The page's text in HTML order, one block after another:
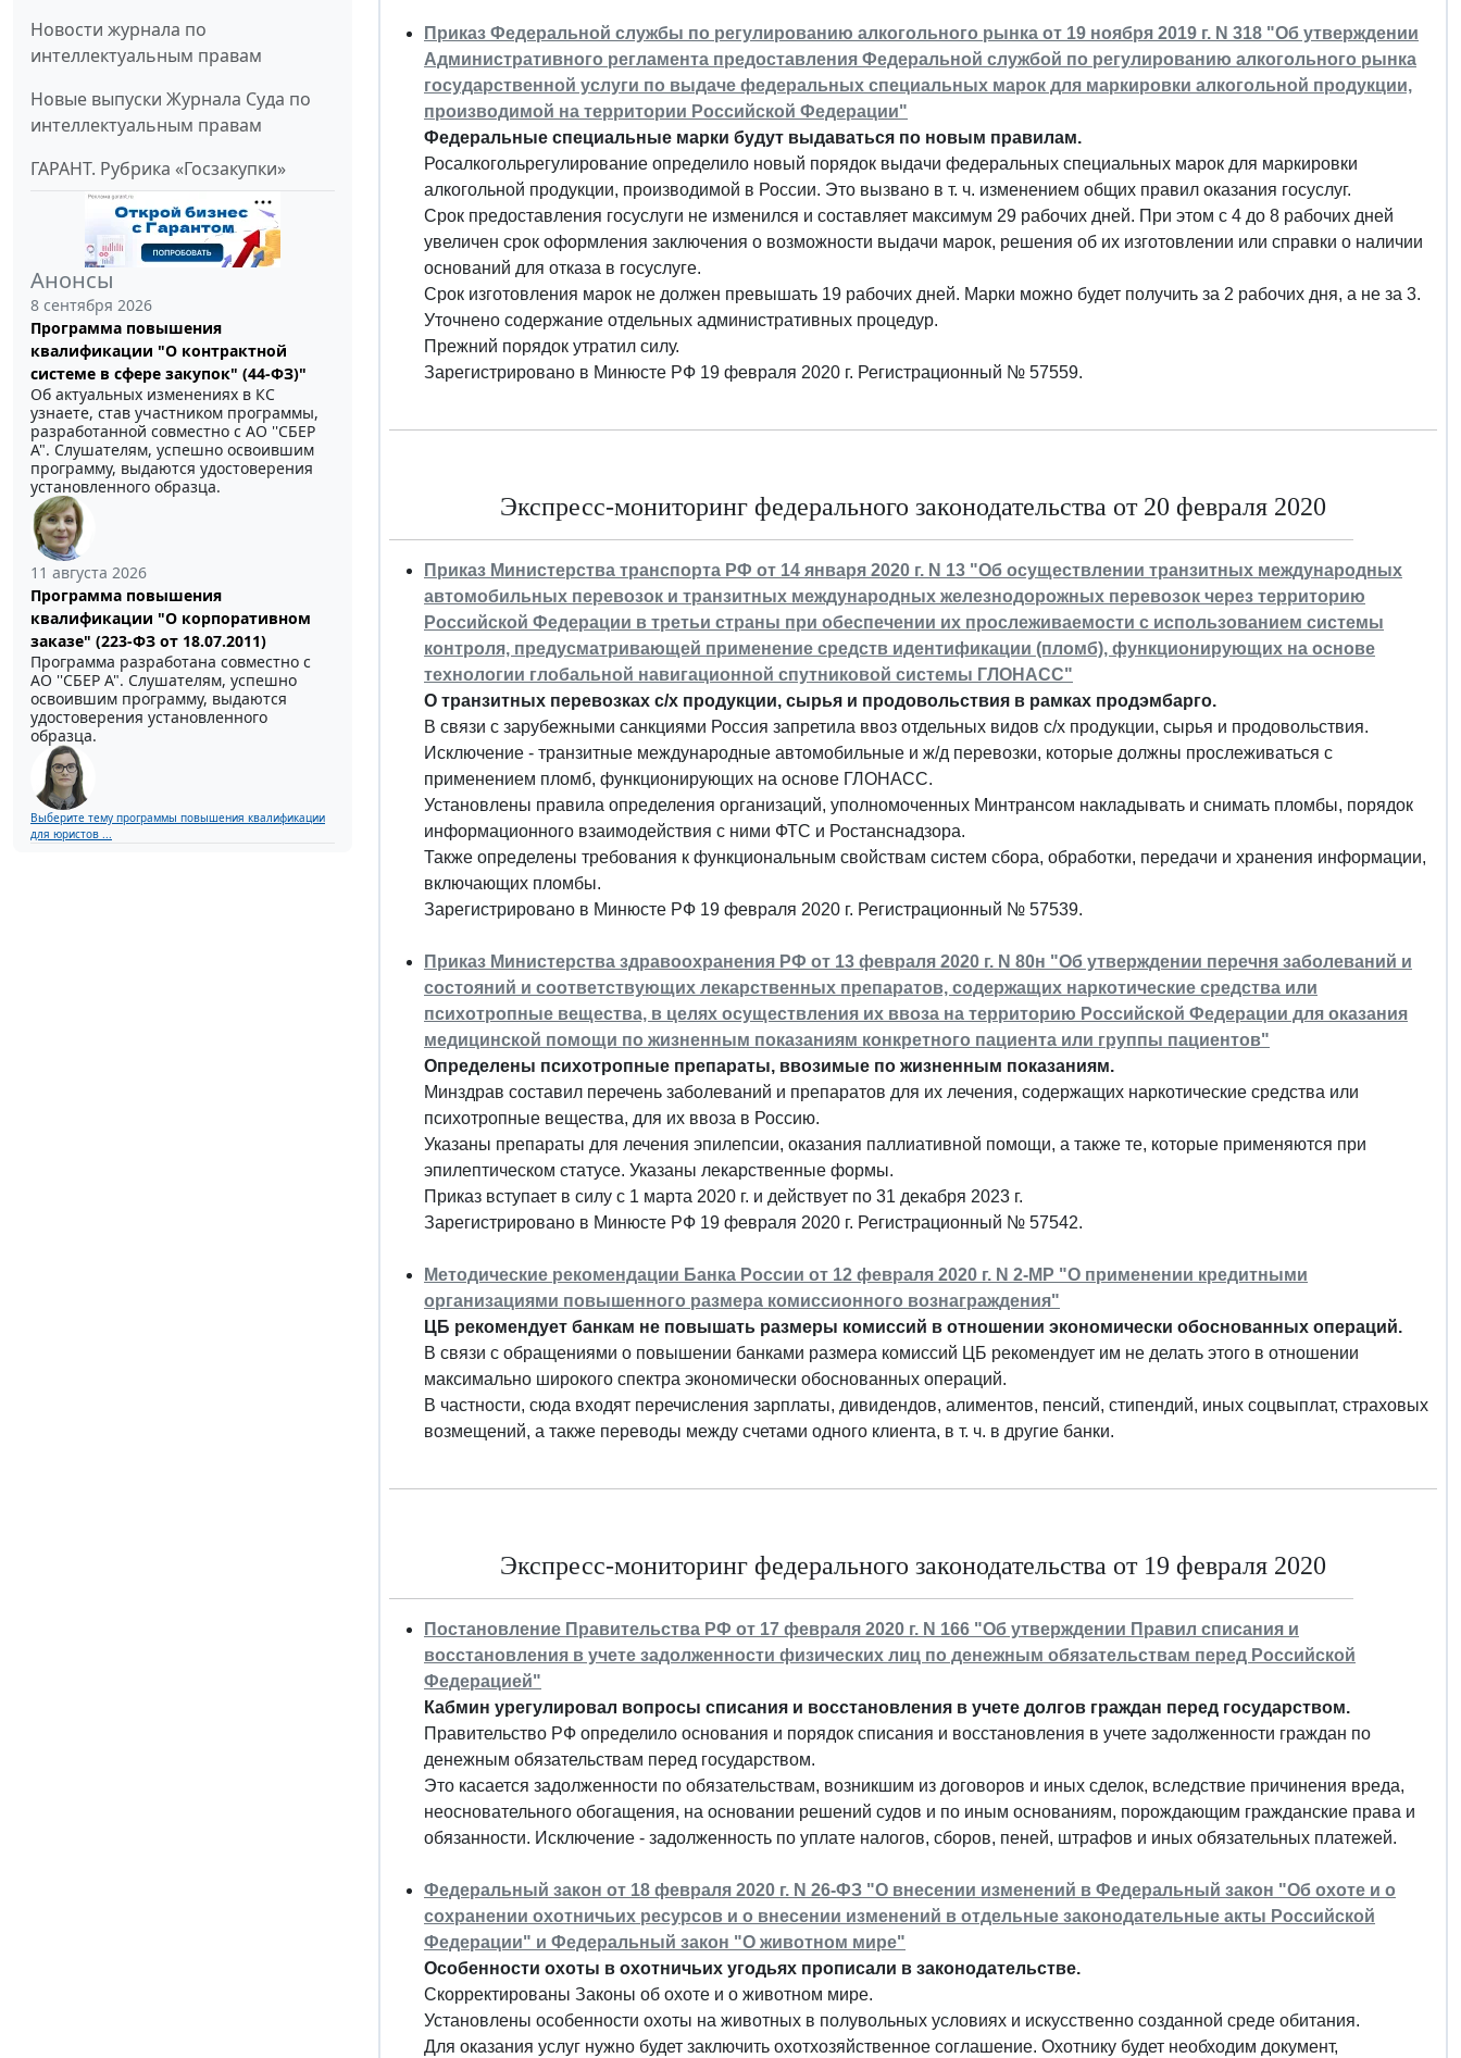
Новости журнала по
интеллектуальным правам
Новые выпуски Журнала Суда по
интеллектуальным правам
ГАРАНТ. Рубрика «Госзакупки»
Анонсы
8 сентября 2026
Программа повышения
квалификации "О контрактной
системе в сфере закупок" (44-ФЗ)"
Об актуальных изменениях в КС
узнаете, став участником программы,
разработанной совместно с АО ''СБЕР
А". Слушателям, успешно освоившим
программу, выдаются удостоверения
установленного образца.
11 августа 2026
Программа повышения
квалификации "О корпоративном
заказе" (223-ФЗ от 18.07.2011)
Программа разработана совместно с
АО ''СБЕР А". Слушателям, успешно
освоившим программу, выдаются
удостоверения установленного
образца.
Выберите тему программы повышения квалификации
для юристов ...
Приказ Федеральной службы по регулированию алкогольного рынка от 19 ноября 2019 г. N 318 "Об утверждении
Административного регламента предоставления Федеральной службой по регулированию алкогольного рынка
государственной услуги по выдаче федеральных специальных марок для маркировки алкогольной продукции,
производимой на территории Российской Федерации"
Федеральные специальные марки будут выдаваться по новым правилам.
Росалкогольрегулирование определило новый порядок выдачи федеральных специальных марок для маркировки
алкогольной продукции, производимой в России. Это вызвано в т. ч. изменением общих правил оказания госуслуг.
Срок предоставления госуслуги не изменился и составляет максимум 29 рабочих дней. При этом с 4 до 8 рабочих дней
увеличен срок оформления заключения о возможности выдачи марок, решения об их изготовлении или справки о наличии
оснований для отказа в госуслуге.
Срок изготовления марок не должен превышать 19 рабочих дней. Марки можно будет получить за 2 рабочих дня, а не за 3.
Уточнено содержание отдельных административных процедур.
Прежний порядок утратил силу.
Зарегистрировано в Минюсте РФ 19 февраля 2020 г. Регистрационный № 57559.
Экспресс-мониторинг федерального законодательства от 20 февраля 2020
Приказ Министерства транспорта РФ от 14 января 2020 г. N 13 "Об осуществлении транзитных международных
автомобильных перевозок и транзитных международных железнодорожных перевозок через территорию
Российской Федерации в третьи страны при обеспечении их прослеживаемости с использованием системы
контроля, предусматривающей применение средств идентификации (пломб), функционирующих на основе
технологии глобальной навигационной спутниковой системы ГЛОНАСС"
О транзитных перевозках с/х продукции, сырья и продовольствия в рамках продэмбарго.
В связи с зарубежными санкциями Россия запретила ввоз отдельных видов с/х продукции, сырья и продовольствия.
Исключение - транзитные международные автомобильные и ж/д перевозки, которые должны прослеживаться с
применением пломб, функционирующих на основе ГЛОНАСС.
Установлены правила определения организаций, уполномоченных Минтрансом накладывать и снимать пломбы, порядок
информационного взаимодействия с ними ФТС и Ростанснадзора.
Также определены требования к функциональным свойствам систем сбора, обработки, передачи и хранения информации,
включающих пломбы.
Зарегистрировано в Минюсте РФ 19 февраля 2020 г. Регистрационный № 57539.
Приказ Министерства здравоохранения РФ от 13 февраля 2020 г. N 80н "Об утверждении перечня заболеваний и
состояний и соответствующих лекарственных препаратов, содержащих наркотические средства или
психотропные вещества, в целях осуществления их ввоза на территорию Российской Федерации для оказания
медицинской помощи по жизненным показаниям конкретного пациента или группы пациентов"
Определены психотропные препараты, ввозимые по жизненным показаниям.
Минздрав составил перечень заболеваний и препаратов для их лечения, содержащих наркотические средства или
психотропные вещества, для их ввоза в Россию.
Указаны препараты для лечения эпилепсии, оказания паллиативной помощи, а также те, которые применяются при
эпилептическом статусе. Указаны лекарственные формы.
Приказ вступает в силу с 1 марта 2020 г. и действует по 31 декабря 2023 г.
Зарегистрировано в Минюсте РФ 19 февраля 2020 г. Регистрационный № 57542.
Методические рекомендации Банка России от 12 февраля 2020 г. N 2-МР "О применении кредитными
организациями повышенного размера комиссионного вознаграждения"
ЦБ рекомендует банкам не повышать размеры комиссий в отношении экономически обоснованных операций.
В связи с обращениями о повышении банками размера комиссий ЦБ рекомендует им не делать этого в отношении
максимально широкого спектра экономически обоснованных операций.
В частности, сюда входят перечисления зарплаты, дивидендов, алиментов, пенсий, стипендий, иных соцвыплат, страховых
возмещений, а также переводы между счетами одного клиента, в т. ч. в другие банки.
Экспресс-мониторинг федерального законодательства от 19 февраля 2020
Постановление Правительства РФ от 17 февраля 2020 г. N 166 "Об утверждении Правил списания и
восстановления в учете задолженности физических лиц по денежным обязательствам перед Российской
Федерацией"
Кабмин урегулировал вопросы списания и восстановления в учете долгов граждан перед государством.
Правительство РФ определило основания и порядок списания и восстановления в учете задолженности граждан по
денежным обязательствам перед государством.
Это касается задолженности по обязательствам, возникшим из договоров и иных сделок, вследствие причинения вреда,
неосновательного обогащения, на основании решений судов и по иным основаниям, порождающим гражданские права и
обязанности. Исключение - задолженность по уплате налогов, сборов, пеней, штрафов и иных обязательных платежей.
Федеральный закон от 18 февраля 2020 г. N 26-ФЗ "О внесении изменений в Федеральный закон "Об охоте и о
сохранении охотничьих ресурсов и о внесении изменений в отдельные законодательные акты Российской
Федерации" и Федеральный закон "О животном мире"
Особенности охоты в охотничьих угодьях прописали в законодательстве.
Скорректированы Законы об охоте и о животном мире.
Установлены особенности охоты на животных в полувольных условиях и искусственно созданной среде обитания.
Для оказания услуг нужно будет заключить охотхозяйственное соглашение. Охотнику будет необходим документ,